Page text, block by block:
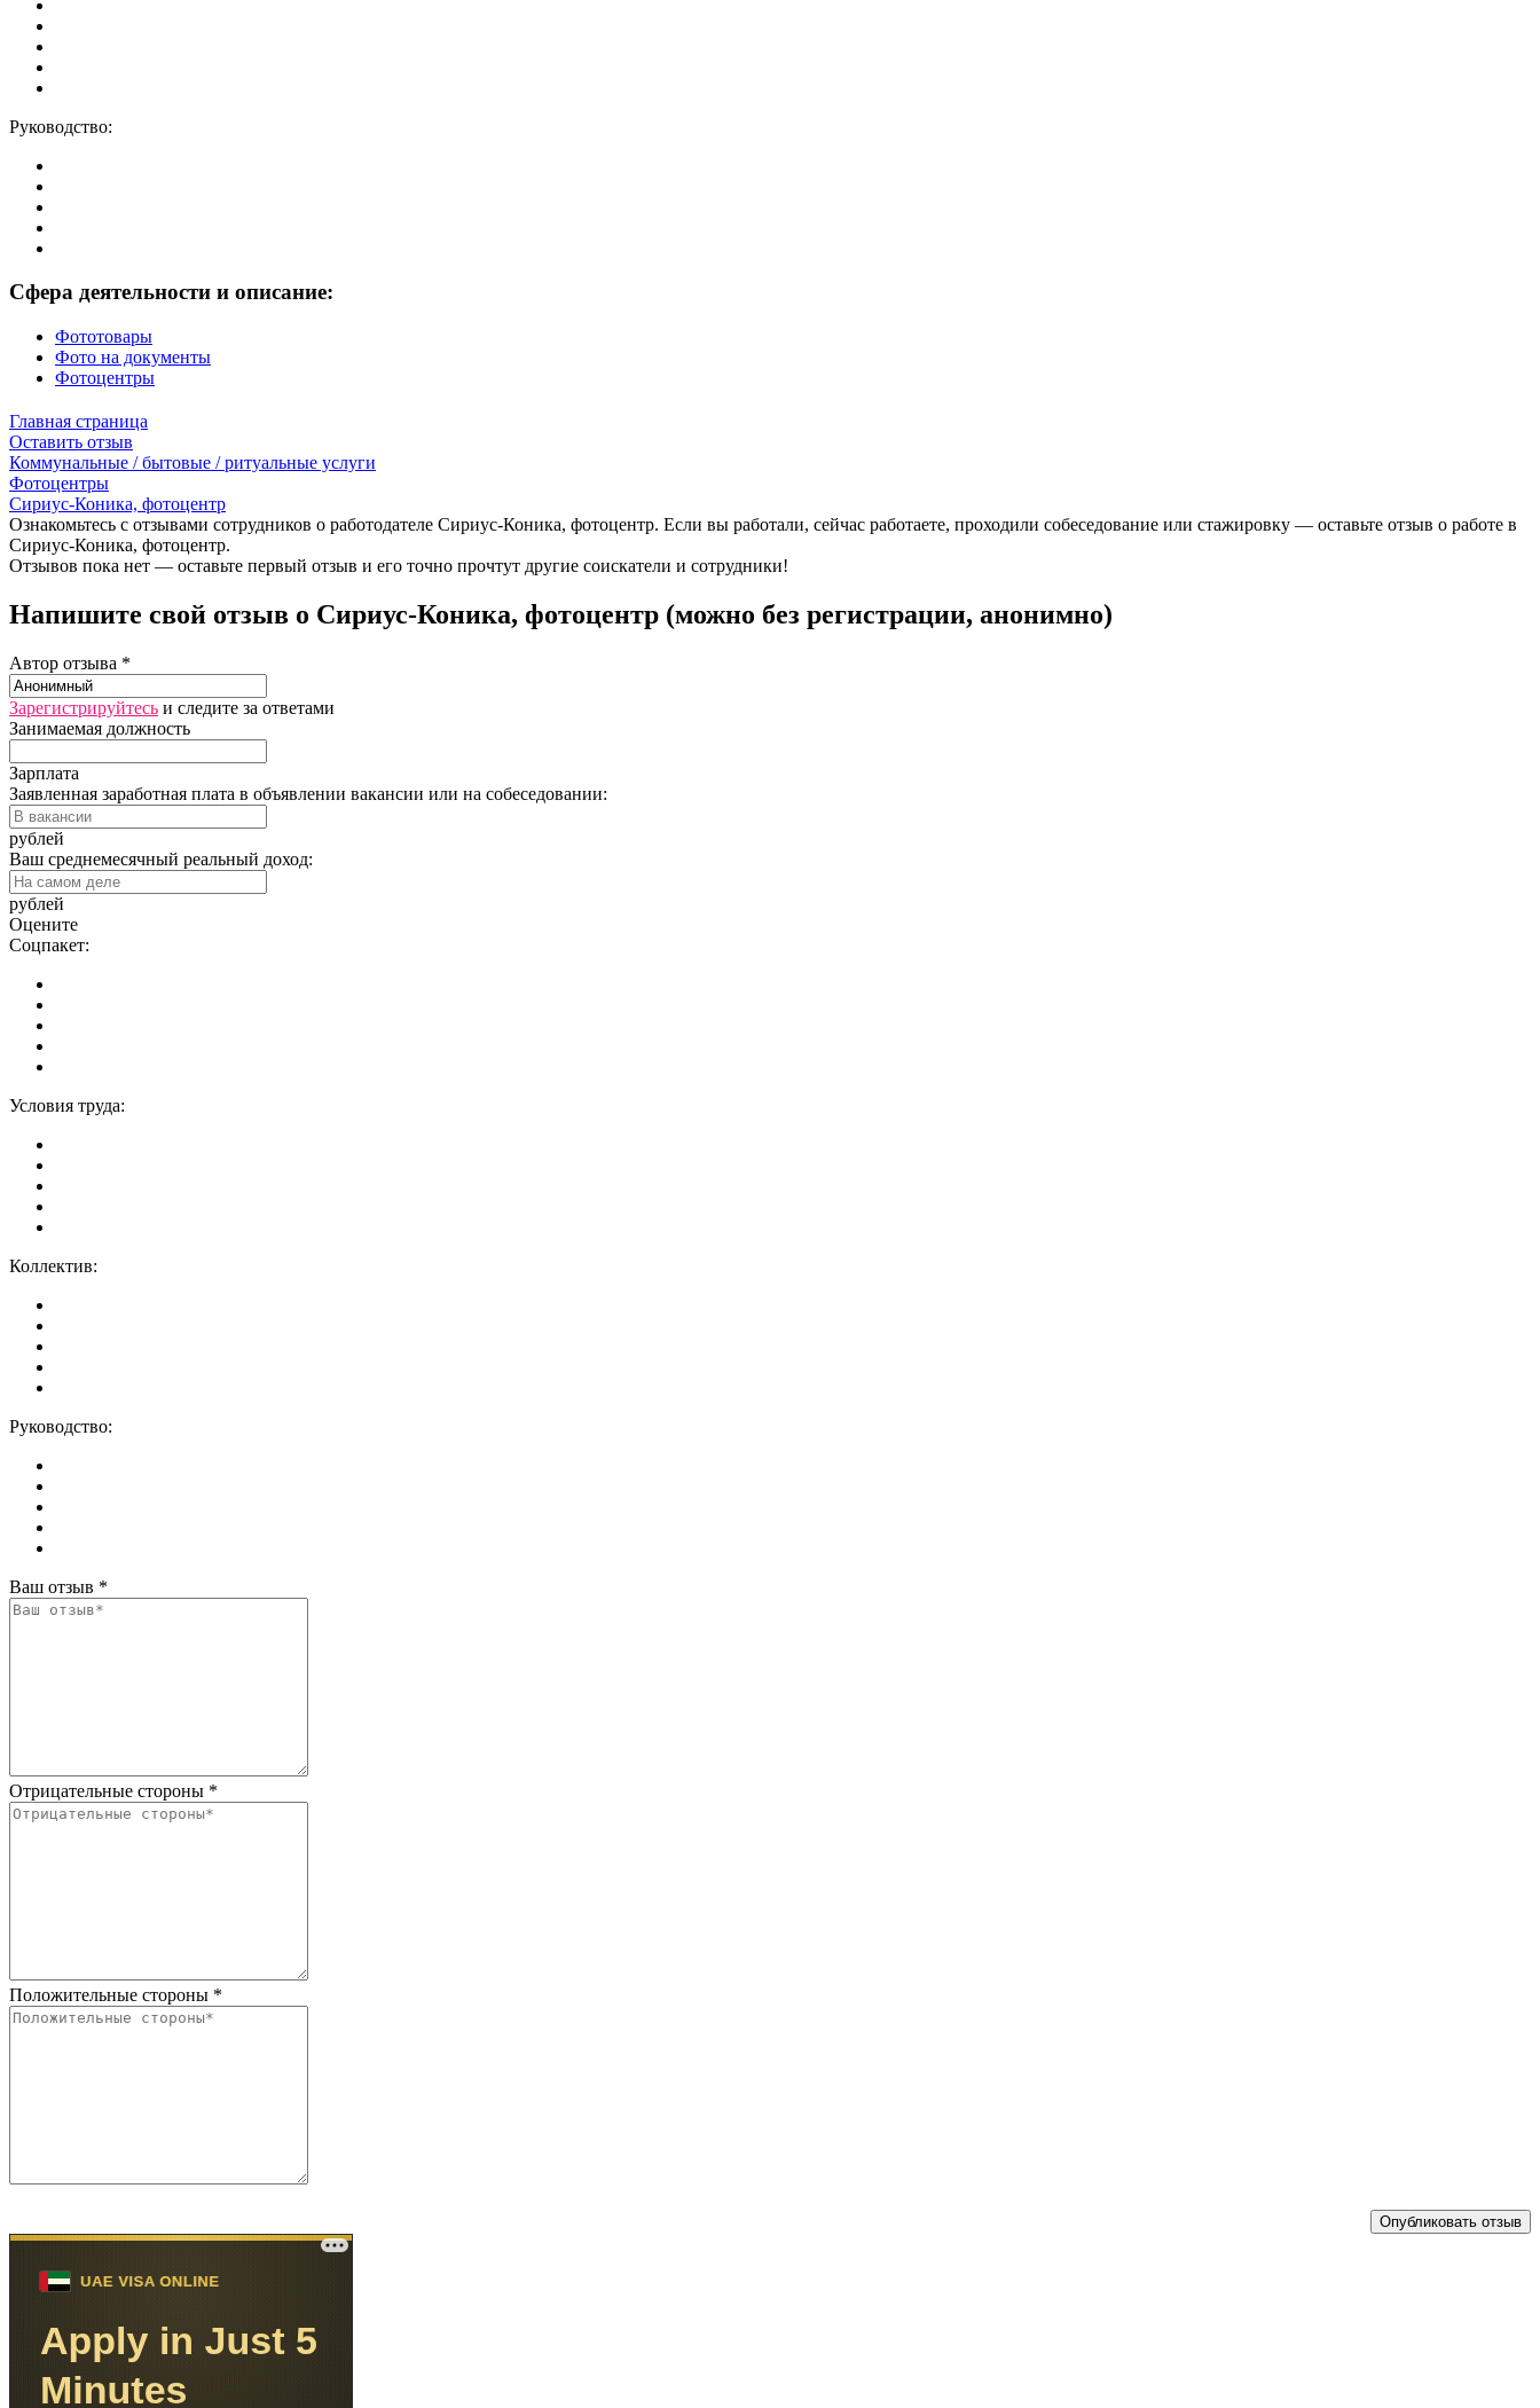
Руководство:
Сфера деятельности и описание:
Фототовары
Фото на документы
Фотоцентры
Главная страница
Оставить отзыв
Коммунальные / бытовые / ритуальные услуги
Фотоцентры
Сириус-Коника, фотоцентр
Ознакомьтесь с отзывами сотрудников о работодателе Сириус-Коника, фотоцентр. Если вы работали, сейчас работаете, проходили собеседование или стажировку — оставьте отзыв о работе в
Сириус-Коника, фотоцентр.
Отзывов пока нет — оставьте первый отзыв и его точно прочтут другие соискатели и сотрудники!
Напишите свой отзыв о Сириус-Коника, фотоцентр (можно без регистрации, анонимно)
Автор отзыва *
Зарегистрируйтесь и следите за ответами
Занимаемая должность
Зарплата
Заявленная заработная плата в объявлении вакансии или на собеседовании:
рублей
Ваш среднемесячный реальный доход:
рублей
Оцените
Соцпакет:
Условия труда:
Коллектив:
Руководство:
Ваш отзыв *
Отрицательные стороны *
Положительные стороны *